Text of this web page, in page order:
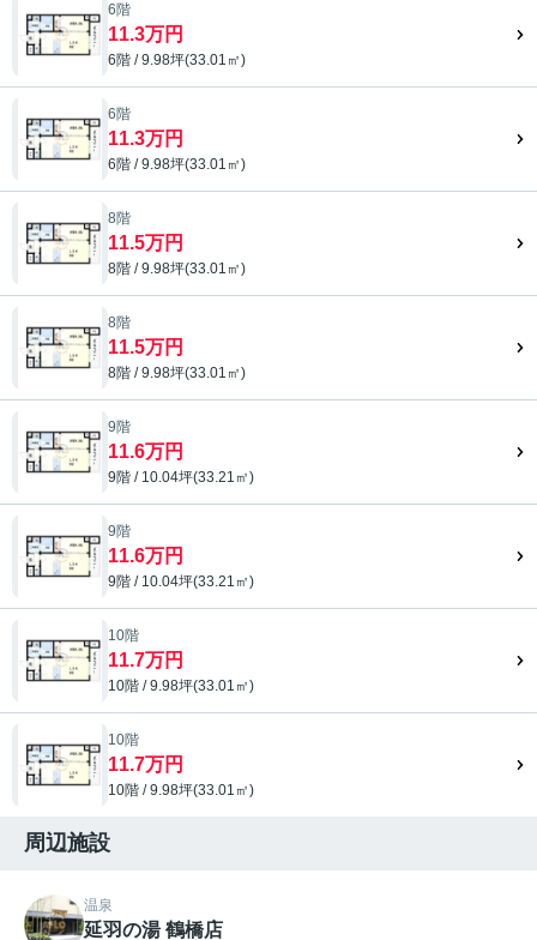
6階
11.3万円
6階 / 9.98坪(33.01㎡)
6階
11.3万円
6階 / 9.98坪(33.01㎡)
8階
11.5万円
8階 / 9.98坪(33.01㎡)
8階
11.5万円
8階 / 9.98坪(33.01㎡)
9階
11.6万円
9階 / 10.04坪(33.21㎡)
9階
11.6万円
9階 / 10.04坪(33.21㎡)
10階
11.7万円
10階 / 9.98坪(33.01㎡)
10階
11.7万円
10階 / 9.98坪(33.01㎡)
周辺施設
温泉
延羽の湯 鶴橋店